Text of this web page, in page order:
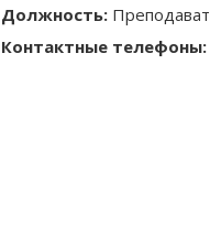
Должность:
Контактные телефоны: